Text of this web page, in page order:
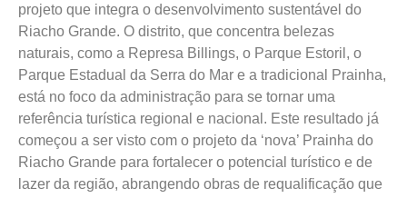
projeto que integra o desenvolvimento sustentável do
Riacho Grande. O distrito, que concentra belezas
naturais, como a Represa Billings, o Parque Estoril, o
Parque Estadual da Serra do Mar e a tradicional Prainha,
está no foco da administração para se tornar uma
referência turística regional e nacional. Este resultado já
começou a ser visto com o projeto da ‘nova’ Prainha do
Riacho Grande para fortalecer o potencial turístico e de
lazer da região, abrangendo obras de requalificação que